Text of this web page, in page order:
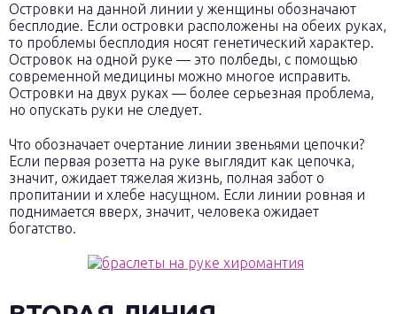
Островки на данной линии у женщины обозначают
бесплодие. Если островки расположены на обеих руках,
то проблемы бесплодия носят генетический характер.
Островок на одной руке — это полбеды, с помощью
современной медицины можно многое исправить.
Островки на двух руках — более серьезная проблема,
но опускать руки не следует.
Что обозначает очертание линии звеньями цепочки?
Если первая розетта на руке выглядит как цепочка,
значит, ожидает тяжелая жизнь, полная забот о
пропитании и хлебе насущном. Если линии ровная и
поднимается вверх, значит, человека ожидает
богатство.